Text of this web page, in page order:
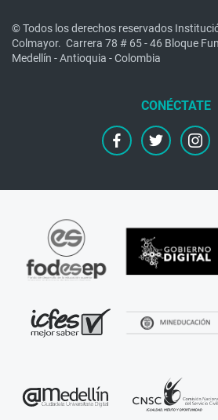
© Todos los derechos reservados
Colmayor. Carrera 78 # 65 - 46 Bloque
Medellín - Antioquia - Colombia
facebooktwitter